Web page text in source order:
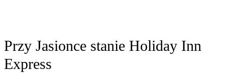
Przy Jasionce stanie Holiday Inn
Express